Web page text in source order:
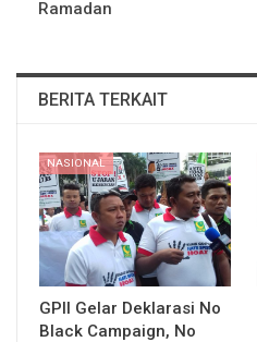
Ramadan
BERITA TERKAIT
NASIONAL
GPII Gelar Deklarasi No
Black Campaign, No